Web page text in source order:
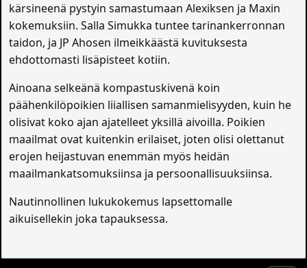
kärsineenä pystyin samastumaan Alexiksen ja Maxin
kokemuksiin. Salla Simukka tuntee tarinankerronnan
taidon, ja JP Ahosen ilmeikkäästä kuvituksesta
ehdottomasti lisäpisteet kotiin.
Ainoana selkeänä kompastuskivenä koin
päähenkilöpoikien liiallisen samanmielisyyden, kuin he
olisivat koko ajan ajatelleet yksillä aivoilla. Poikien
maailmat ovat kuitenkin erilaiset, joten olisi olettanut
erojen heijastuvan enemmän myös heidän
maailmankatsomuksiinsa ja persoonallisuuksiinsa.
Nautinnollinen lukukokemus lapsettomalle
aikuisellekin joka tapauksessa.